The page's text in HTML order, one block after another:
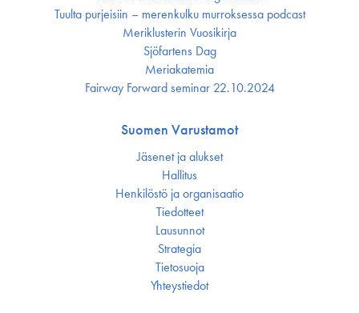
Tuulta purjeisiin – merenkulku murroksessa podcast
Meriklusterin Vuosikirja
Sjöfartens Dag
Meriakatemia
Fairway Forward seminar 22.10.2024
Suomen Varustamot
Jäsenet ja alukset
Hallitus
Henkilöstö ja organisaatio
Tiedotteet
Lausunnot
Strategia
Tietosuoja
Yhteystiedot